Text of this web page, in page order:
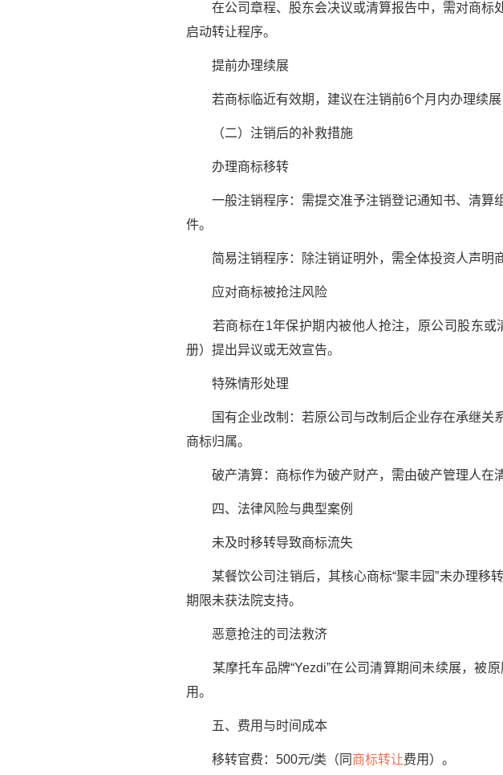
在公司章程、股东会决议或清算报告中，需对商标
启动转让程序。
提前办理续展
若商标临近有效期，建议在注销前6个月内办理续展
（二）注销后的补救措施
办理商标移转
一般注销程序：需提交准予注销登记通知书、清算
件。
简易注销程序：除注销证明外，需全体投资人声明商
应对商标被抢注风险
若商标在1年保护期内被他人抢注，原公司股东或
册）提出异议或无效宣告。
特殊情形处理
国有企业改制：若原公司与改制后企业存在承继关
商标归属。
破产清算：商标作为破产财产，需由破产管理人在
四、法律风险与典型案例
未及时移转导致商标流失
某餐饮公司注销后，其核心商标“聚丰园”未办理移
期限未获法院支持。
恶意抢注的司法救济
某摩托车品牌“Yezdi”在公司清算期间未续展，被原
用。
五、费用与时间成本
移转官费：500元/类（同 商标转让费用）。